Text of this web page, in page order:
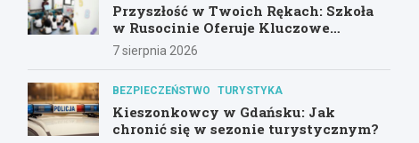
Przyszłość w Twoich Rękach: Szkoła
w Rusocinie Oferuje Kluczowe
Umiejętności
7 sierpnia 2026
BEZPIECZEŃSTWO TURYSTYKA
Kieszonkowcy w Gdańsku: Jak
chronić się w sezonie turystycznym?